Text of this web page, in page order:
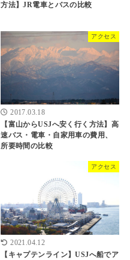
方法】JR電車とバスの比較
アクセス
2017.03.18
【富山からUSJへ安く行く方法】高
速バス・電車・自家用車の費用、
所要時間の比較
アクセス
2021.04.12
【キャプテンライン】USJへ船でア